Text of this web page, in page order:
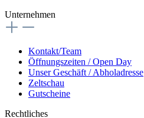
Unternehmen
Kontakt/Team
Öffnungszeiten / Open Day
Unser Geschäft / Abholadresse
Zeltschau
Gutscheine
Rechtliches